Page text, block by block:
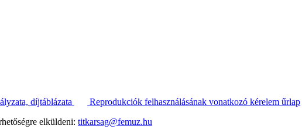
díjtáblázata
Reprodukciók felhasználásának vonatkozó kérelem űrlap
elküldeni: titkarsag@femuz.hu